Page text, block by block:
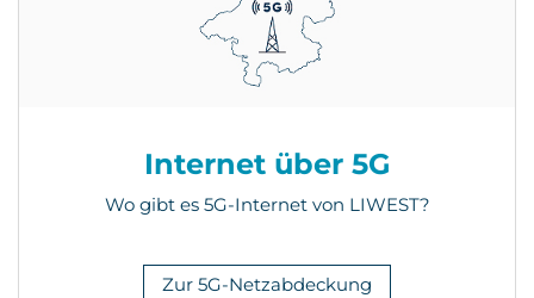
Internet über 5G
Wo gibt es 5G-Internet von LIWEST?
Zur 5G-Netzabdeckung